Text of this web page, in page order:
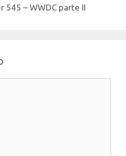
545 – WWDC parte II